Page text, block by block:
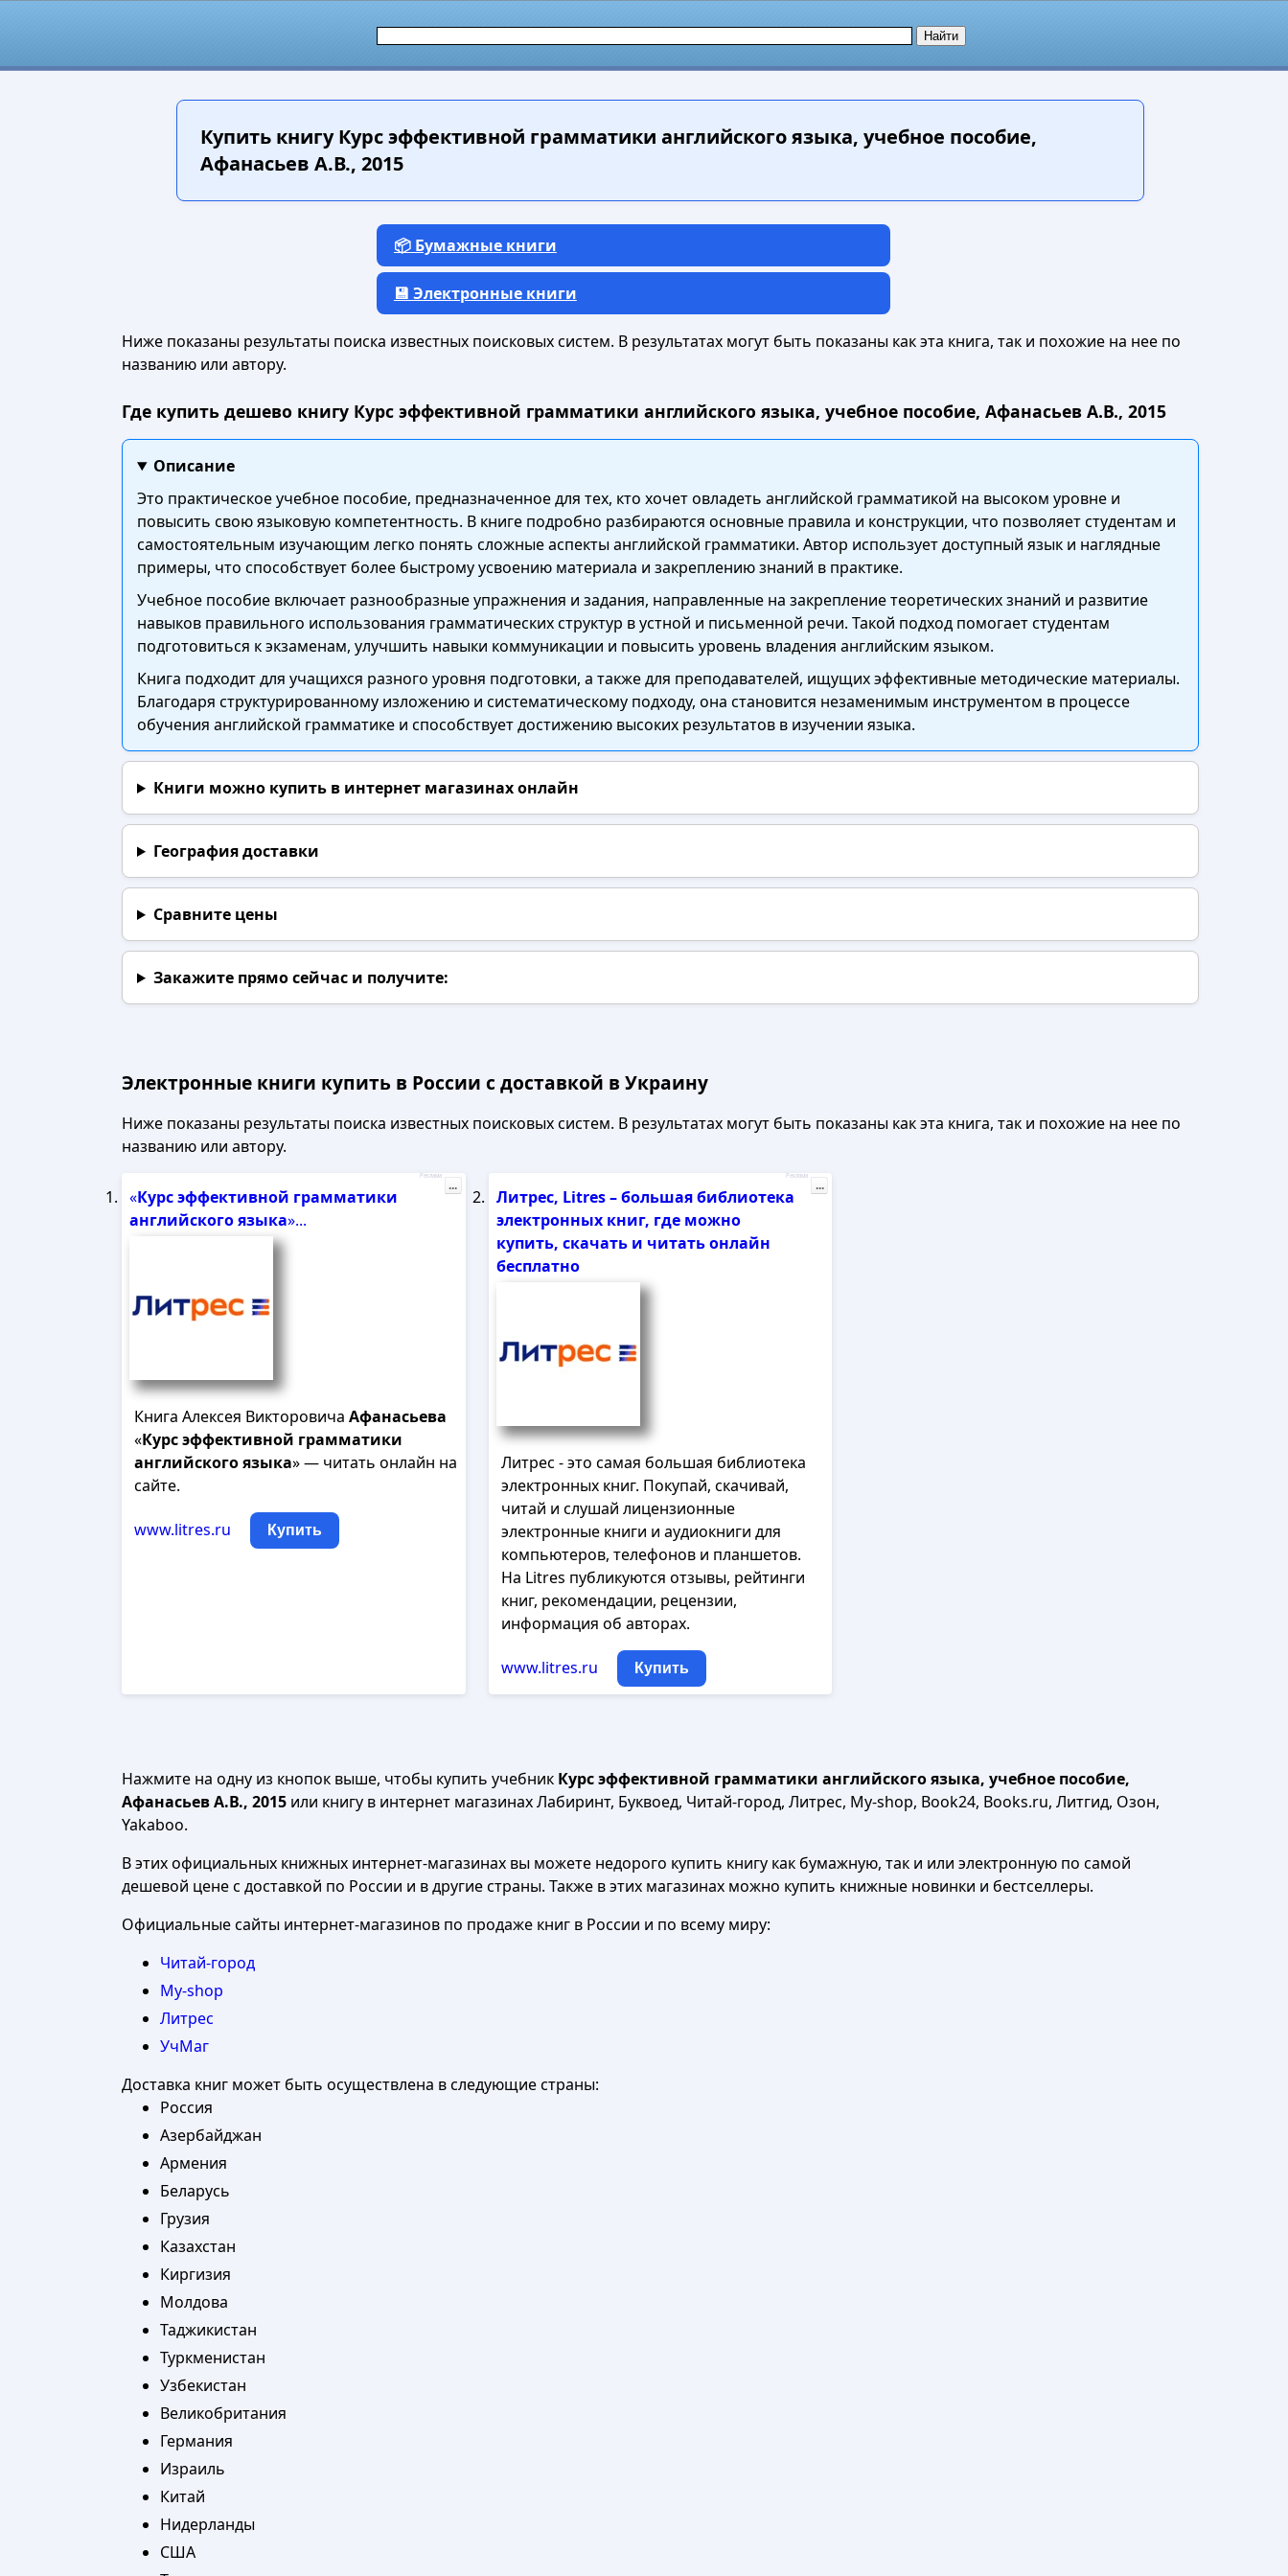
Купить книгуКурс эффективной грамматики английского языка, учебное пособие,
Афанасьев А.В., 2015
📦 Бумажные книги
💾 Электронные книги
Ниже показаны результаты поиска известных поисковых систем. В результатах могут быть показаны как эта книга, так и похожие на нее по
названию или автору.
Где купить дешево книгу Курс эффективной грамматики английского языка, учебное пособие, Афанасьев А.В., 2015
Описание
Это практическое учебное пособие, предназначенное для тех, кто хочет овладеть английской грамматикой на высоком уровне и
повысить свою языковую компетентность. В книге подробно разбираются основные правила и конструкции, что позволяет студентам и
самостоятельным изучающим легко понять сложные аспекты английской грамматики. Автор использует доступный язык и наглядные
примеры, что способствует более быстрому усвоению материала и закреплению знаний в практике.
Учебное пособие включает разнообразные упражнения и задания, направленные на закрепление теоретических знаний и развитие
навыков правильного использования грамматических структур в устной и письменной речи. Такой подход помогает студентам
подготовиться к экзаменам, улучшить навыки коммуникации и повысить уровень владения английским языком.
Книга подходит для учащихся разного уровня подготовки, а также для преподавателей, ищущих эффективные методические материалы.
Благодаря структурированному изложению и систематическому подходу, она становится незаменимым инструментом в процессе
обучения английской грамматике и способствует достижению высоких результатов в изучении языка.
Книги можно купить в интернет магазинах онлайн
География доставки
Сравните цены
Закажите прямо сейчаси получите:
Электронные книги купить в России с доставкой в Украину
Ниже показаны результаты поиска известных поисковых систем. В результатах могут быть показаны как эта книга, так и похожие на нее по
названию или автору.
«Курсэффективной грамматики
английскогоязыка»...
Книга Алексея Викторовича Афанасьева
«Курсэффективной грамматики
английскогоязыка» — читать онлайн на
сайте.
www.litres.ru Купить
Реклама
...
Литрес, Litres – большая библиотека
электронных книг, где можно
купить, скачать и читать онлайн
бесплатно
Литрес - это самая большая библиотека
электронных книг. Покупай, скачивай,
читай и слушай лицензионные
электронные книги и аудиокниги для
компьютеров, телефонов и планшетов.
На Litres публикуются отзывы, рейтинги
книг, рекомендации, рецензии,
информация об авторах.
www.litres.ru Купить
Реклама
...
Нажмите на одну из кнопок выше, чтобы купить учебник Курс эффективной грамматики английского языка, учебное пособие,
Афанасьев А.В., 2015 или книгу в интернет магазинах Лабиринт, Буквоед, Читай-город, Литрес, My-shop, Book24, Books.ru, Литгид, Озон,
Yakaboo.
В этих официальных книжных интернет-магазинах вы можете недорого купить книгу как бумажную, так и или электронную по самой
дешевой цене с доставкой по России и в другие страны. Также в этих магазинах можно купить книжные новинки и бестселлеры.
Официальные сайты интернет-магазинов по продаже книг в России и по всему миру:
Читай-город
My-shop
Литрес
УчМаг
Доставка книг может быть осуществлена в следующие страны:
Россия
Азербайджан
Армения
Беларусь
Грузия
Казахстан
Киргизия
Молдова
Таджикистан
Туркменистан
Узбекистан
Великобритания
Германия
Израиль
Китай
Нидерланды
США